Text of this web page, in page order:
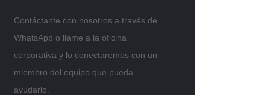
Contáctante con nosotros a través de
WhatsApp o llame a la oficina
corporativa y lo conectaremos con un
miembro del equipo que pueda
ayudarlo.